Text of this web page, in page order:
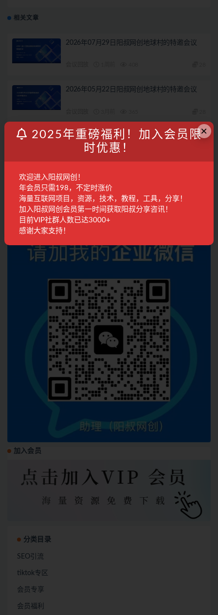
相关文章
2026年07月29日阳叔网创地球村的特邀会议
2026年05月22日阳叔网创地球村的特邀会议
2026年05月11日阳叔网创地球村的特邀会议
2026年07月3日阳叔网创地球村的特邀会议
会议回放 1月前 289
联系客服
加入会员
分类目录
SEO引流
tiktok专区
会员专享
会员福利
×
2025年重磅福利！加入会员限
时优惠！
欢迎进入阳叔网创！
年会员只需198，不定时涨价
海量互联网项目，资源，技术，教程，工具，分享！
加入阳叔网创会员第一时间获取阳叔分享咨讯！
目前VIP社群人数已达3000+
感谢大家支持！